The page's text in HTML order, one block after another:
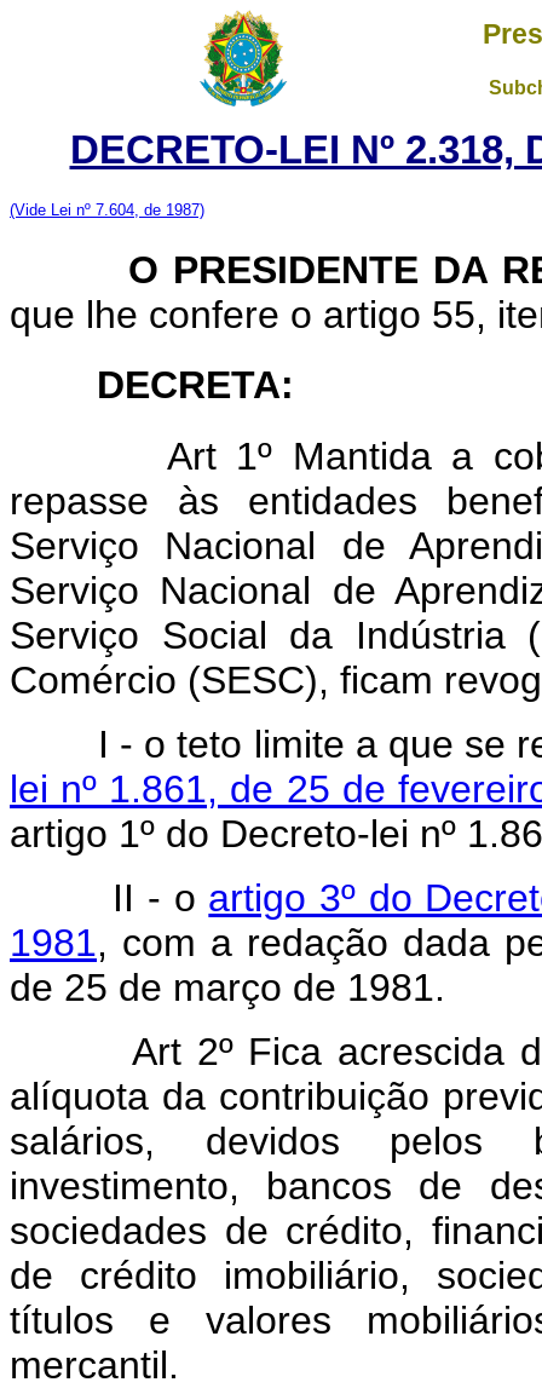
DECRETO-LEI Nº 2.318,
(Vide Lei nº 7.604, de 1987)
O PRESIDENTE DA
que lhe confere o artigo 55,
DECRETA:
Art 1º Mantida a
repasse às entidades
Serviço Nacional de
Serviço Nacional de
Serviço Social da Indústria
Comércio (SESC), ficam
I - o teto limite a que se
lei nº 1.861, de 25 de
artigo 1º do Decreto-lei nº
II - o artigo 3º do
1981, com a redação dada
de 25 de março de 1981.
Art 2º Fica acrescida de
alíquota da contribuição
salários, devidos pelos
investimento, bancos de
sociedades de crédito,
de crédito imobiliário,
títulos e valores
mercantil.